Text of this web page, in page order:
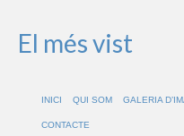
El més vist
INICI QUI SOM GALERIA
CONTACTE